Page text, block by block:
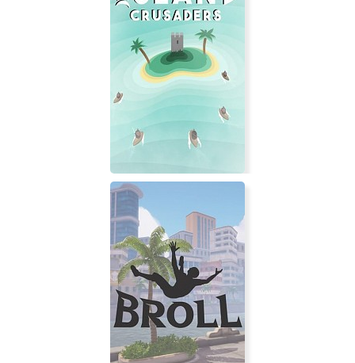
Vengeance
Island Crusaders